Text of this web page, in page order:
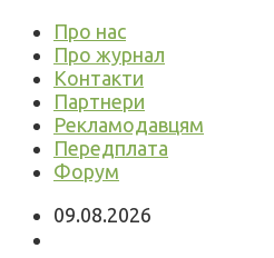
Про нас
Про журнал
Контакти
Партнери
Рекламодавцям
Передплата
Форум
09.08.2026